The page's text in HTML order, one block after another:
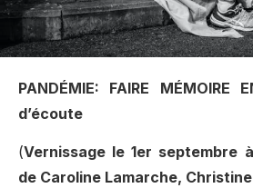
PANDÉMIE: FAIRE MÉMOIRE
d’écoute
(Vernissage le 1er septembre
de Caroline Lamarche,